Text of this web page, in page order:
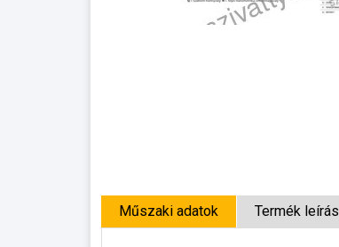
Műszaki adatok Termék leírás